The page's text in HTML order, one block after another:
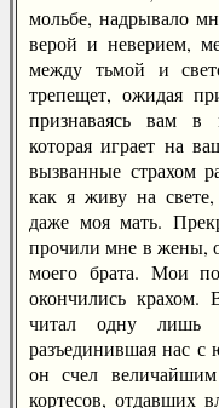
мольбе, надрывало
верой и неверием,
между тьмой и
трепещет, ожидая
признаваясь вам в
которая играет на
вызванные страхом
как я живу на
даже моя мать.
прочили мне в жены,
моего брата. Мои
окончились крахом.
читал одну лишь
разъединившая нас с
он счел величайшим
кортесов, отдавших